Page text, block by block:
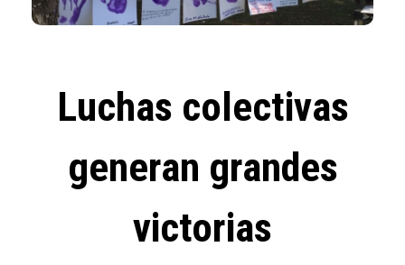
Luchas colectivas
generan grandes
victorias